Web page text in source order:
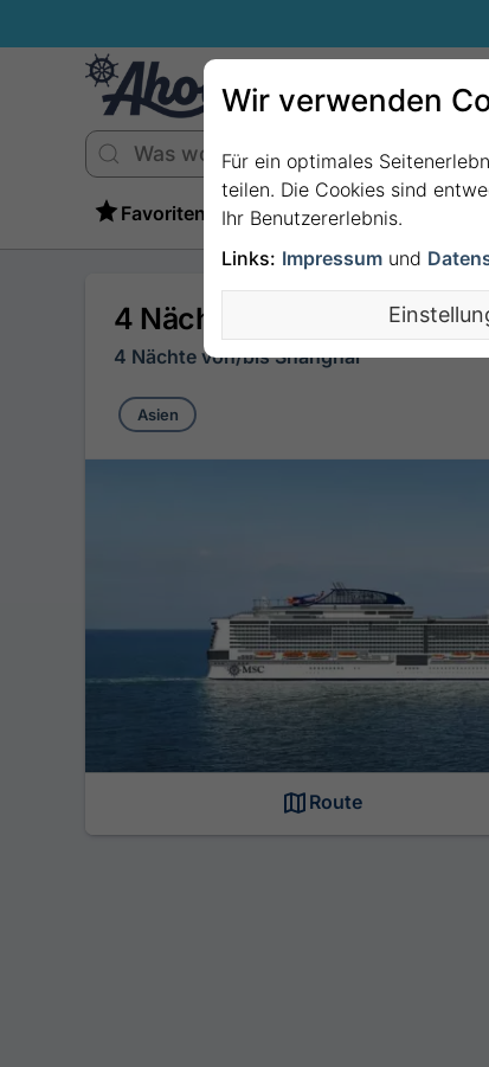
Favoriten
4 Nächte Asien ab/bis
4 Nächte von/bis Shanghai
Asien
Route
Wir verwenden
Für ein optimales
teilen. Die Cookies sind
Ihr Benutzererlebnis.
Links: Impressum und